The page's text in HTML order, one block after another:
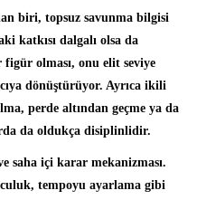
biri, topsuz savunma bilgisi
katkısı dalgalı olsa da
olması, onu elit seviye
dönüştürüyor. Ayrıca ikili
perde altından geçme ya da
da oldukça disiplinlidir.
saha içi karar mekanizması.
tempoyu ayarlama gibi